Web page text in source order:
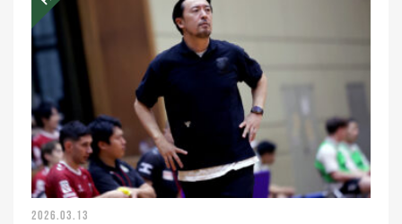
2026.03.13